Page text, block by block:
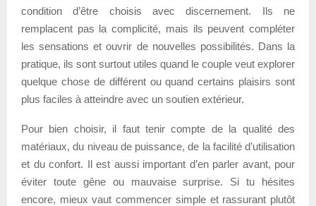
condition d’être choisis avec discernement. Ils ne
remplacent pas la complicité, mais ils peuvent compléter
les sensations et ouvrir de nouvelles possibilités. Dans la
pratique, ils sont surtout utiles quand le couple veut explorer
quelque chose de différent ou quand certains plaisirs sont
plus faciles à atteindre avec un soutien extérieur.
Pour bien choisir, il faut tenir compte de la qualité des
matériaux, du niveau de puissance, de la facilité d’utilisation
et du confort. Il est aussi important d’en parler avant, pour
éviter toute gêne ou mauvaise surprise. Si tu hésites
encore, mieux vaut commencer simple et rassurant plutôt